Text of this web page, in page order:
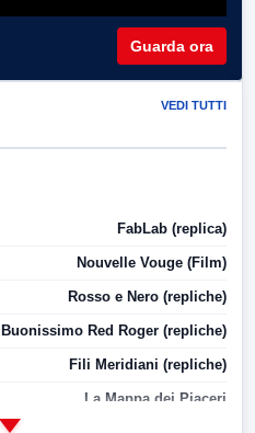
Guarda ora
VEDI TUTTI
FabLab (replica)
Nouvelle Vouge (Film)
Rosso e Nero (repliche)
Buonissimo Red Roger (repliche)
Fili Meridiani (repliche)
La Mappa dei Piaceri